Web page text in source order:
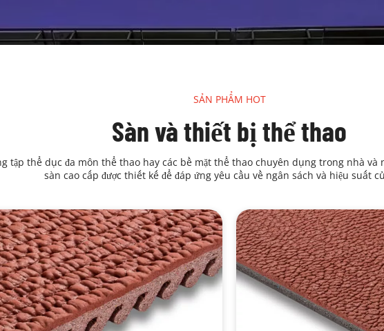
SẢN PHẨM HOT
Sàn và thiết bị thể thao
tập thể dục đa môn thể thao hay các bề mặt thể thao chuyên dụng trong nhà và
sàn cao cấp được thiết kế để đáp ứng yêu cầu về ngân sách và hiệu suất